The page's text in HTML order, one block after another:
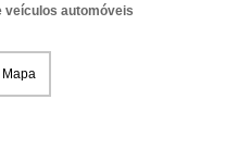
veículos automóveis
Mapa